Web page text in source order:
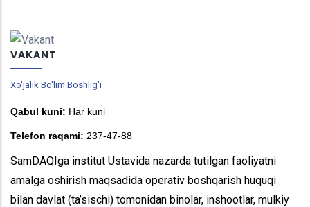
VAKANT
Xo'jalik Bo'lim Boshlig'i
Qabul kuni: Har kuni
Telefon raqami: 237-47-88
SamDAQIga institut Ustavida nazarda tutilgan faoliyatni
amalga oshirish maqsadida operativ boshqarish huquqi
bilan davlat (ta’sischi) tomonidan binolar, inshootlar, mulkiy